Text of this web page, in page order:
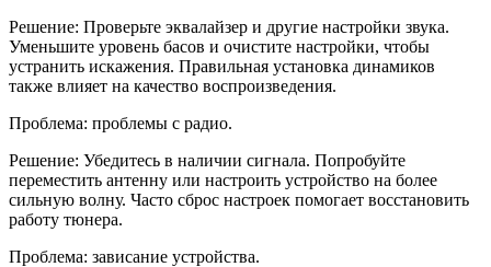
Решение: Проверьте эквалайзер и другие настройки звука.
Уменьшите уровень басов и очистите настройки, чтобы
устранить искажения. Правильная установка динамиков
также влияет на качество воспроизведения.
Проблема: проблемы с радио.
Решение: Убедитесь в наличии сигнала. Попробуйте
переместить антенну или настроить устройство на более
сильную волну. Часто сброс настроек помогает восстановить
работу тюнера.
Проблема: зависание устройства.